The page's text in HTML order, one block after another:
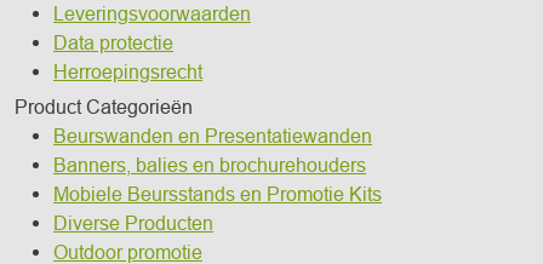
Leveringsvoorwaarden
Data protectie
Herroepingsrecht
Product Categorieën
Beurswanden en Presentatiewanden
Banners, balies en brochurehouders
Mobiele Beursstands en Promotie Kits
Diverse Producten
Outdoor promotie